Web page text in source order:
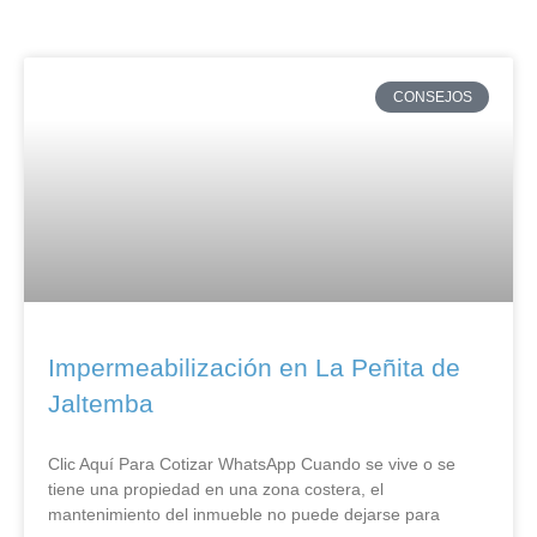
CONSEJOS
Impermeabilización en La Peñita de
Jaltemba
Clic Aquí Para Cotizar​ WhatsApp Cuando se vive o se
tiene una propiedad en una zona costera, el
mantenimiento del inmueble no puede dejarse para